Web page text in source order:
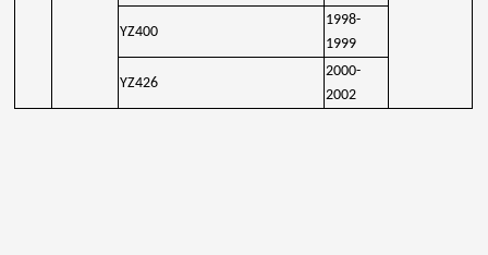
YZ400
1998-
1999
YZ426
2000-
2002